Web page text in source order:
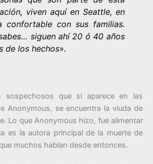
viven aquí en Seattle, en
confortable con sus familias.
siguen ahí 20 ó 40 años
de los hechos».
que sí aparece en las
Anonymous, se encuentra la viuda de
Lo que Anonymous hizo, fue alimentar
es la autora principal de la muerte de
muchos hablan desde entonces.